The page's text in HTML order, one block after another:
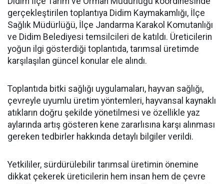
gerçekleştirilen toplantıya Didim Kaymakamlığı, İlçe
Sağlık Müdürlüğü, İlçe Jandarma Karakol Komutanlığı
ve Didim Belediyesi temsilcileri de katıldı. Üreticilerin
yoğun ilgi gösterdiği toplantıda, tarımsal üretimde
karşılaşılan güncel konular ele alındı.
Toplantıda bitki sağlığı uygulamaları, hayvan sağlığı,
çevreyle uyumlu üretim yöntemleri, hayvansal kaynaklı
atıkların doğru şekilde yönetilmesi ve özellikle yaz
aylarında artış gösteren kene zararlısına karşı alınması
gereken tedbirler hakkında detaylı bilgiler verildi.
Yetkililer, sürdürülebilir tarımsal üretimin önemine
dikkat çekerek üreticilerin hem insan hem de çevre